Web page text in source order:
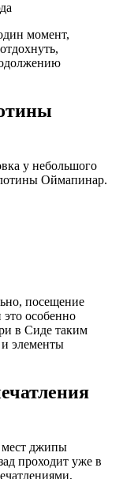
момент,
у небольшого
Оймапинар.
посещение
особенно
в Сиде таким
и элементы
мест джипы
проходит уже в